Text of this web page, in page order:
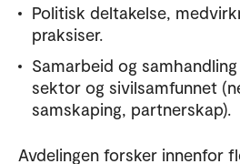
Politisk deltakelse,
praksiser.
Samarbeid og
sektor og sivilsamfunnet
samskaping, partnerskap).
Avdelingen forsker innenfor